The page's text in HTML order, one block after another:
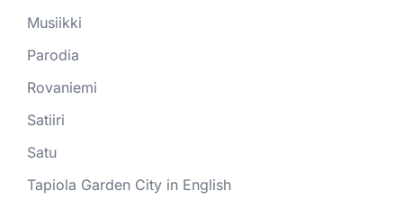
Musiikki
Parodia
Rovaniemi
Satiiri
Satu
Tapiola Garden City in English